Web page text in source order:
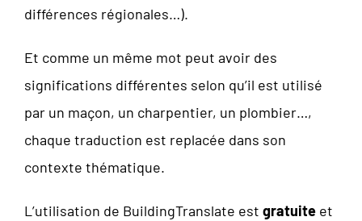
différences régionales…).
Et comme un même mot peut avoir des
significations différentes selon qu’il est utilisé
par un maçon, un charpentier, un plombier…,
chaque traduction est replacée dans son
contexte thématique.
L’utilisation de BuildingTranslate est gratuite et